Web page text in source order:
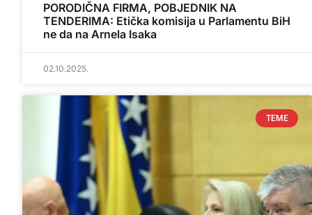
PORODIČNA FIRMA, POBJEDNIK NA
TENDERIMA: Etička komisija u Parlamentu BiH
ne da na Arnela Isaka
02.10.2025.
TEME